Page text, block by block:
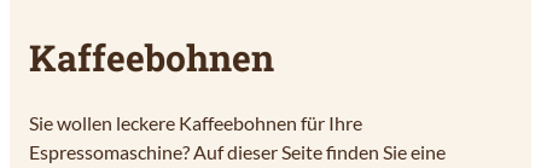
Kaffeebohnen
Sie wollen leckere Kaffeebohnen für Ihre
Espressomaschine? Auf dieser Seite finden Sie eine